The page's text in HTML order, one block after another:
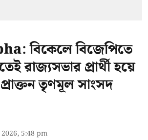
বিকেলে বিজেপিতে
রাজ্যসভার প্রার্থী হয়ে
তৃণমূল সাংসদ
5:48 pm